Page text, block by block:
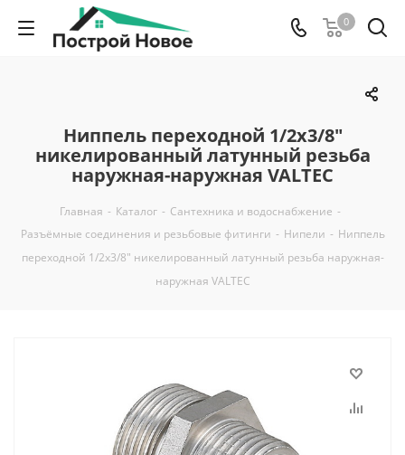
0
Ниппель переходной 1/2х3/8"
никелированный латунный резьба
наружная-наружная VALTEC
Главная - Каталог - Сантехника и водоснабжение -
Разъёмные соединения и резьбовые фитинги - Нипели - Ниппель
переходной 1/2х3/8" никелированный латунный резьба наружная-
наружная VALTEC